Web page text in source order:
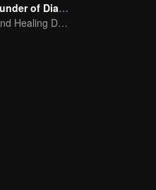
The Founder of Diabolism Q
Warm and Healing Daily Life